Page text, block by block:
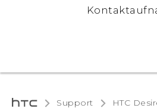
Support HTC